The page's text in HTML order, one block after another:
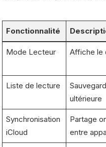
Fonctionnalité
Mode Lecteur Affiche le
Liste de lecture
ultérieure
Synchronisation
iCloud
Partage
entre